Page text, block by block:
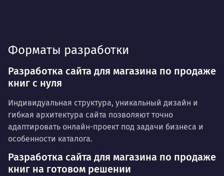
Форматы разработки
Разработка сайта для магазина по продаже
книг с нуля
Индивидуальная структура, уникальный дизайн и
гибкая архитектура сайта позволяют точно
адаптировать онлайн-проект под задачи бизнеса и
особенности каталога.
Разработка сайта для магазина по продаже
книг на готовом решении